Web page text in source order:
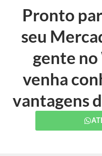
Pronto
seu
gente
venha
vantagens